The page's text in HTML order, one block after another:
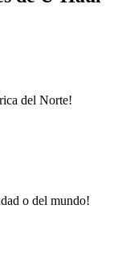
del Norte!
o del mundo!